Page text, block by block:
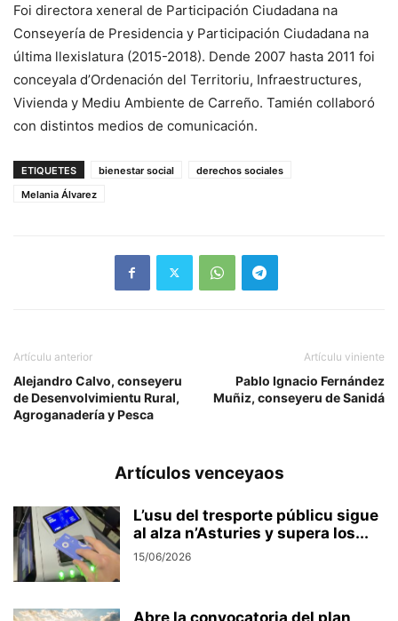
Foi directora xeneral de Participación Ciudadana na
Conseyería de Presidencia y Participación Ciudadana na
última llexislatura (2015-2018). Dende 2007 hasta 2011 foi
conceyala d’Ordenación del Territoriu, Infraestructures,
Vivienda y Mediu Ambiente de Carreño. Tamién collaboró
con distintos medios de comunicación.
ETIQUETES bienestar social
derechos sociales
Melania Álvarez
Artículu anterior
Alejandro Calvo, conseyeru
de Desenvolvimientu Rural,
Agroganadería y Pesca
Artículu viniente
Pablo Ignacio Fernández
Muñiz, conseyeru de Sanidá
Artículos venceyaos
L’usu del tresporte públicu sigue
al alza n’Asturies y supera los...
15/06/2026
Abre la convocatoria del plan